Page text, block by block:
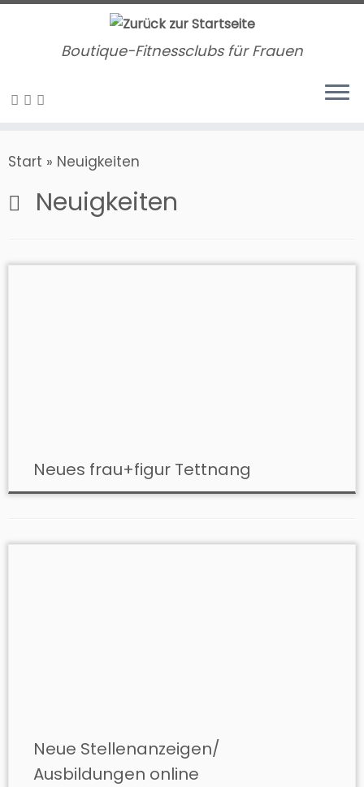
Zum
Boutique-Fitnessclubs für Frauen
Start » Neuigkeiten
Neuigkeiten
Neues frau+figur Tettnang
Neue Stellenanzeigen/
Ausbildungen online